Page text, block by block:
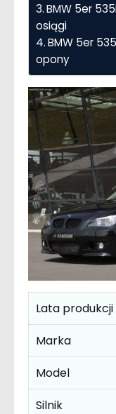
BMW 5er
osiągi
BMW 5er
opony
Lata produkcji
Marka
Model
Silnik